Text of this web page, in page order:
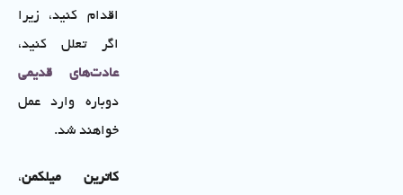
اقدام کنید، زیرا
اگر تعلل کنید،
عادت‌های قدیمی
دوباره وارد عمل
خواهند شد.
کاترین میلکمن،